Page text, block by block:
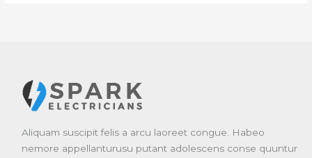
Aliquam suscipit felis a arcu laoreet congue. Habeo
nemore appellanturusu putant adolescens conse quuntur